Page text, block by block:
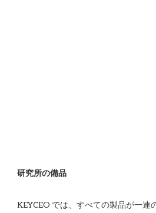
KEYCEO では、すべての製品が一連